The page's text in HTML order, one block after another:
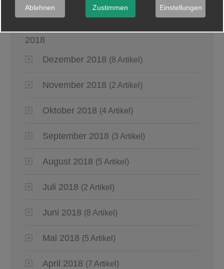
Januar 2019 (5 Artikel)
2018
Dezember 2018 (8 Artikel)
November 2018 (2 Artikel)
Oktober 2018 (4 Artikel)
September 2018 (3 Artikel)
August 2018 (5 Artikel)
Juli 2018 (2 Artikel)
Juni 2018 (8 Artikel)
Mai 2018 (5 Artikel)
April 2018 (7 Artikel)
Ablehnen Zustimmen Einstellungen